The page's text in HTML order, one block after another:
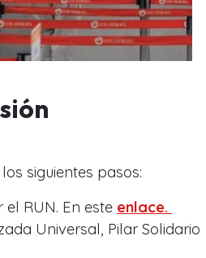
siguientes pasos:
RUN. En este enlace.
Universal, Pilar Solidario